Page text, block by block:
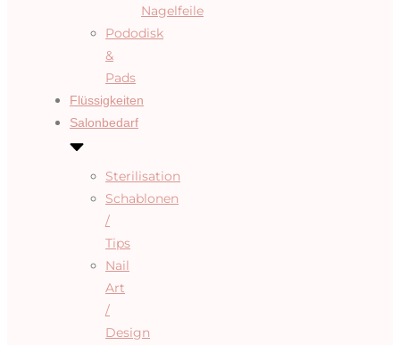
Nagelfeile
Pododisk
&
Pads
Flüssigkeiten
Salonbedarf
Sterilisation
Schablonen
/
Tips
Nail
Art
/
Design